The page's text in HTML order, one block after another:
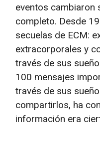
eventos cambiaron
completo. Desde
secuelas de ECM:
extracorporales y
través de sus
100 mensajes
través de sus
compartirlos, ha
información era